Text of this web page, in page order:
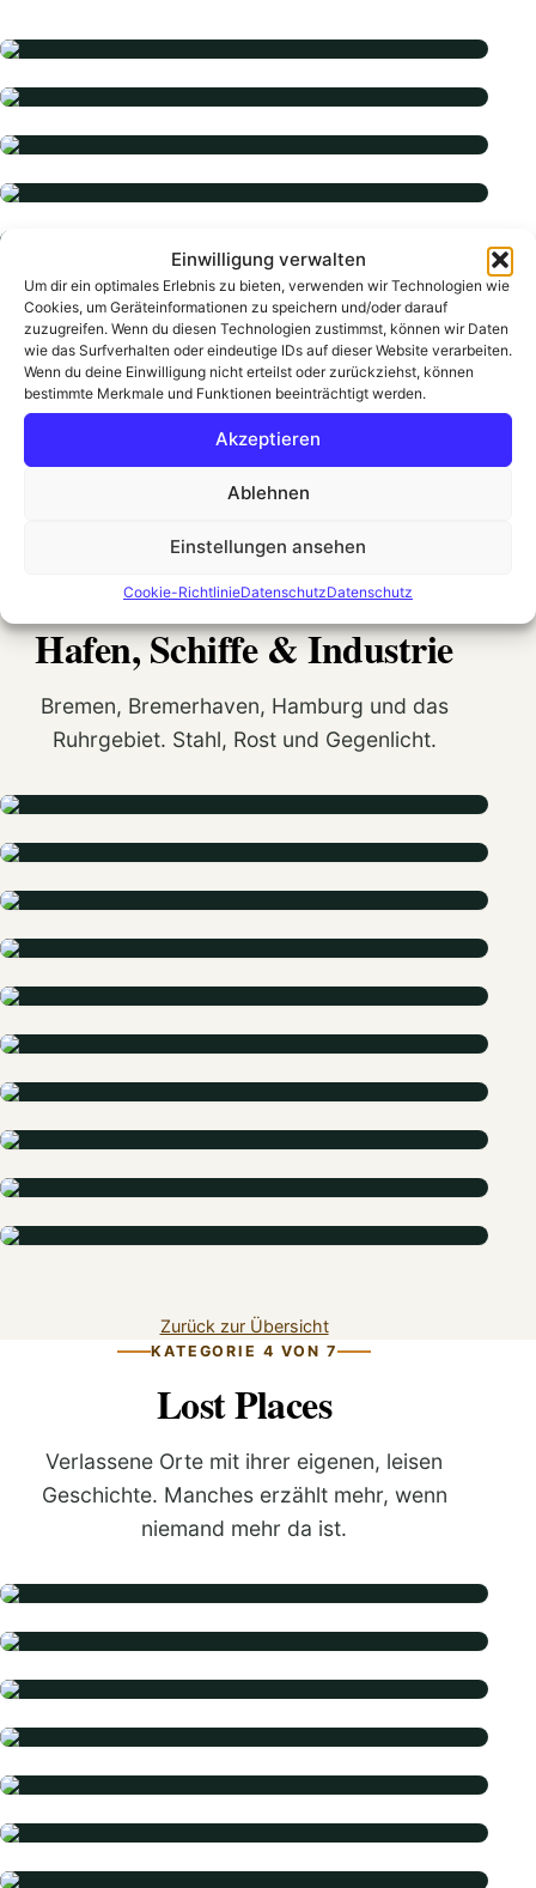
Einwilligung verwalten
Um dir ein optimales Erlebnis zu bieten, verwenden wir Technologien wie
Cookies, um Geräteinformationen zu speichern und/oder darauf
zuzugreifen. Wenn du diesen Technologien zustimmst, können wir Daten
wie das Surfverhalten oder eindeutige IDs auf dieser Website verarbeiten.
Wenn du deine Einwilligung nicht erteilst oder zurückziehst, können
bestimmte Merkmale und Funktionen beeinträchtigt werden.
Akzeptieren
Ablehnen
Einstellungen ansehen
Cookie-RichtlinieDatenschutzDatenschutz
KATEGORIE 3 VON 7
Hafen, Schiffe & Industrie
Bremen, Bremerhaven, Hamburg und das
Ruhrgebiet. Stahl, Rost und Gegenlicht.
Zurück zur Übersicht
KATEGORIE 4 VON 7
Lost Places
Verlassene Orte mit ihrer eigenen, leisen
Geschichte. Manches erzählt mehr, wenn
niemand mehr da ist.